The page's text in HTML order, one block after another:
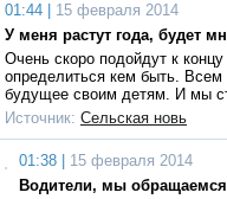
01:44 |
15 февраля 2014
У меня растут года, будет
Очень скоро подойдут к
определиться кем быть. Всем
будущее своим детям. И мы
Источник: Сельская новь
01:38 |
15 февраля 2014
Водители, мы